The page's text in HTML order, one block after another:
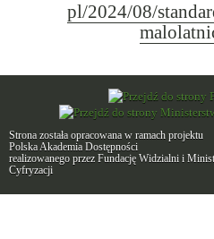
pl/2024/08/
Strona została opracowana w ramach projektu
Polska Akademia Dostępności
realizowanego przez Fundację Widzialni i
Cyfryzacji